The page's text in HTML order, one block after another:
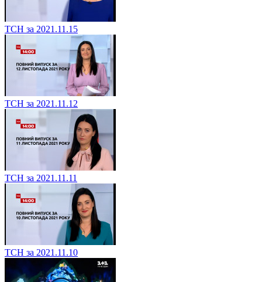
ТСН за 2021.11.15
ТСН за 2021.11.12
ТСН за 2021.11.11
ТСН за 2021.11.10